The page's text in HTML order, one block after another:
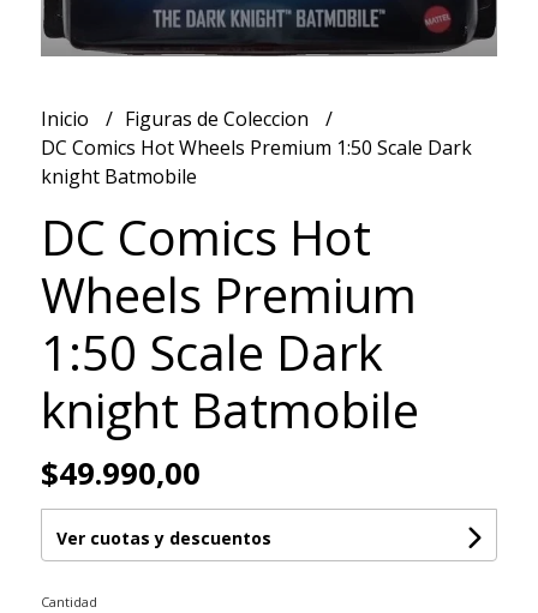
Inicio
Figuras de Coleccion
DC Comics Hot Wheels Premium 1:50 Scale Dark
knight Batmobile
DC Comics Hot
Wheels Premium
1:50 Scale Dark
knight Batmobile
$49.990,00
Ver cuotas y descuentos
Cantidad